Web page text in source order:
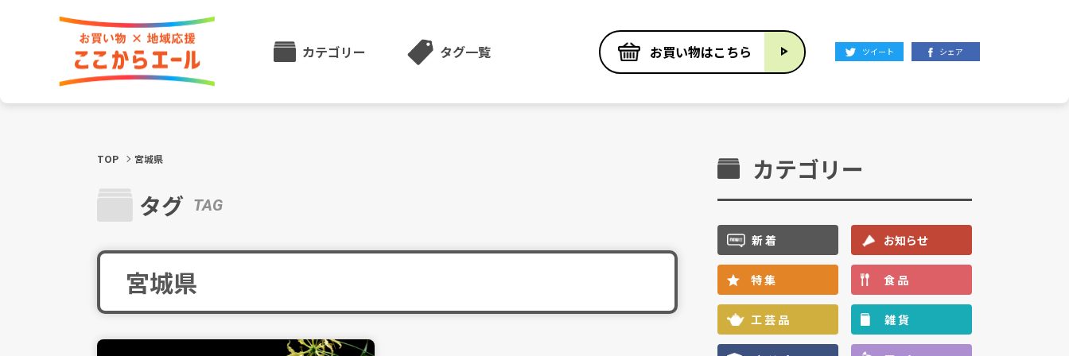
カテゴリー タグ一覧 お買い物はこちら ツイート シェア
TOP 宮城県
タグ TAG
宮城県
カテゴリー
新 着 お知らせ
特 集 食 品
工 芸 品 雑 貨